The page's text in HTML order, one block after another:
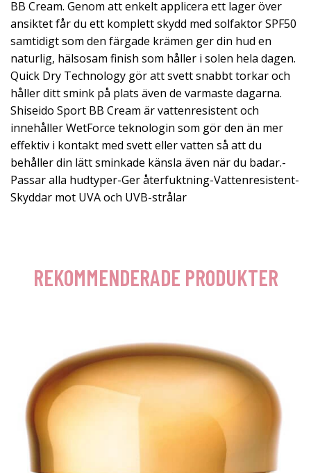
BB Cream. Genom att enkelt applicera ett lager över
ansiktet får du ett komplett skydd med solfaktor SPF50
samtidigt som den färgade krämen ger din hud en
naturlig, hälsosam finish som håller i solen hela dagen.
Quick Dry Technology gör att svett snabbt torkar och
håller ditt smink på plats även de varmaste dagarna.
Shiseido Sport BB Cream är vattenresistent och
innehåller WetForce teknologin som gör den än mer
effektiv i kontakt med svett eller vatten så att du
behåller din lätt sminkade känsla även när du badar.-
Passar alla hudtyper-Ger återfuktning-Vattenresistent-
Skyddar mot UVA och UVB-strålar
REKOMMENDERADE PRODUKTER